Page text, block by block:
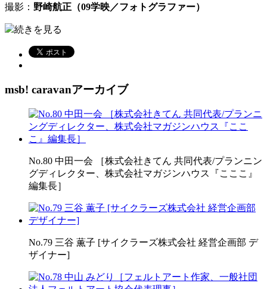
撮影： 野崎航正（09学映／フォトグラファー）
続きを見る
msb! caravanアーカイブ
No.80 中田一会 ［株式会社きてん 共同代表/プランニン
グディレクター、株式会社マガジンハウス『こここ』
編集長］
No.79 三谷 薫子 [サイクラーズ株式会社 経営企画部 デ
ザイナー]